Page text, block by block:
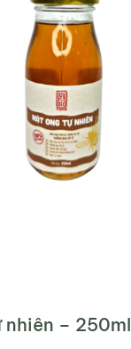
– 250ml